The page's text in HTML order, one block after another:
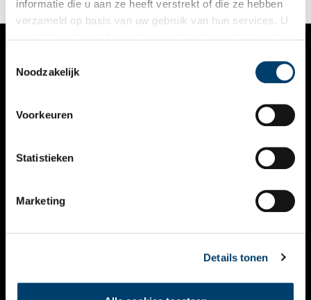
informatie die u aan ze heeft verstrekt of die ze hebben
verzameld op basis van uw gebruik van hun services. U
Noodzakelijk
Voorkeuren
Statistieken
Marketing
Details tonen
VERHALEN
KALENDER
THEMA’S
VIDEO’S
CONTACT